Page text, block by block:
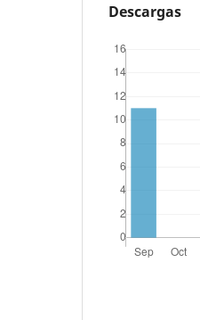
Descargas